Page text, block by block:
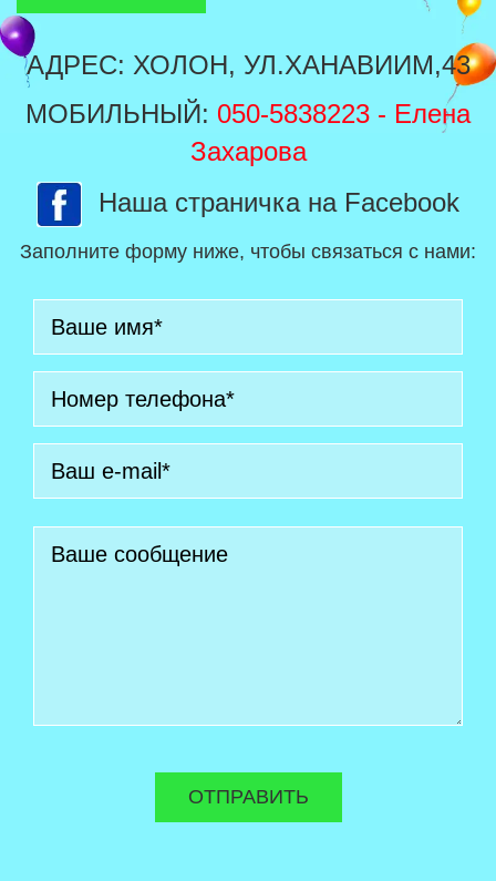
АДРЕС: ХОЛОН, УЛ.ХАНАВИИМ,43
МОБИЛЬНЫЙ: 050-5838223 - Елена
Захарова
Наша страничка на Facebook
Заполните форму ниже, чтобы связаться с нами: